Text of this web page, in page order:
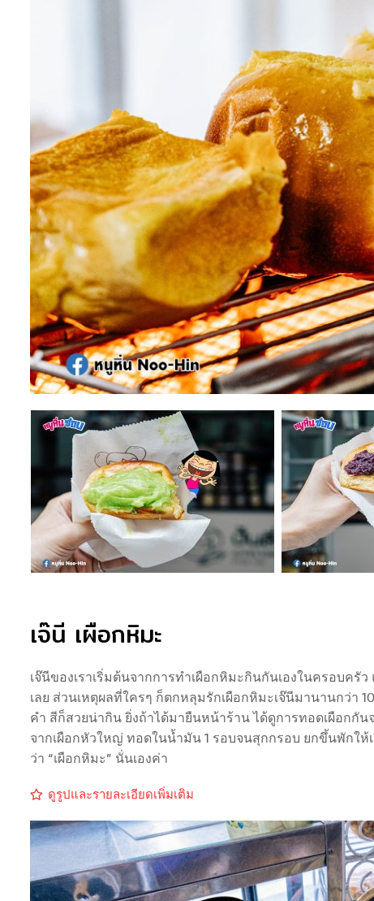
เจ๊นี เผือกหิมะ
เจ๊นีของเราเริ่มต้นจากการทำเผือกหิมะกินกันเองในครอบครั
เลย ส่วนเหตุผลที่ใครๆ ก็ตกหลุมรักเผือกหิมะเจ๊นีมานานกว่า
คำ สีก็สวยน่ากิน ยิ่งถ้าได้มายืนหน้าร้าน ได้ดูการทอดเผือกกั
จากเผือกหัวใหญ่ ทอดในน้ำมัน 1 รอบจนสุกกรอบ ยกขึ้นพักให้เ
ว่า “เผือกหิมะ” นั่นเองค่า
ดูรูปและรายละเอียดเพิ่มเติม